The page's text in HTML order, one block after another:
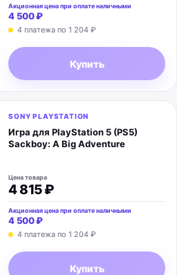
Акционная цена при оплате наличными
4 500 ₽
4 платежа по 1 204 ₽
Купить
SONY PLAYSTATION
Игра для PlayStation 5 (PS5)
Sackboy: A Big Adventure
Цена товара
4 815 ₽
Акционная цена при оплате наличными
4 500 ₽
4 платежа по 1 204 ₽
Купить